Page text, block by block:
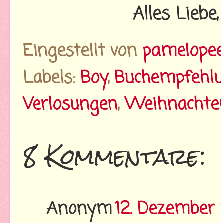
Alles
Eingestellt von
Labels: Boy,
Verlosungen,
8 Kommentare:
Anonym12.